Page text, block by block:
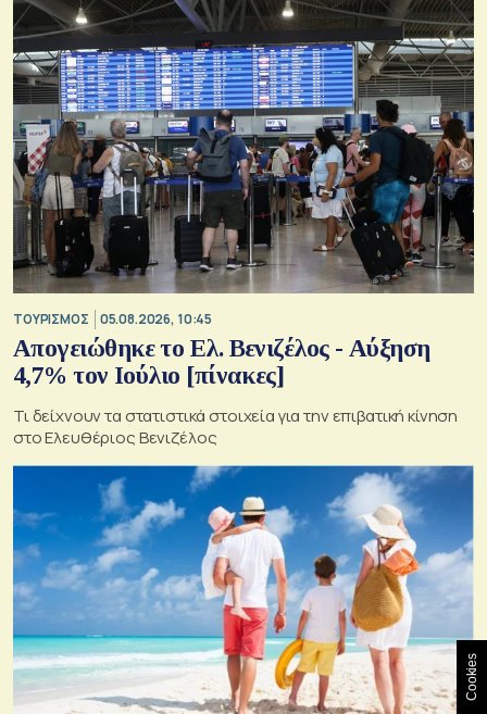
ΤΟΥΡΙΣΜΟΣ 05.08.2026, 10:45
Απογειώθηκε το Ελ. Βενιζέλος - Αύξηση
4,7% τον Ιούλιο [πίνακες]
Τι δείχνουν τα στατιστικά στοιχεία για την επιβατική κίνηση
στο Ελευθέριος Βενιζέλος
Cookies